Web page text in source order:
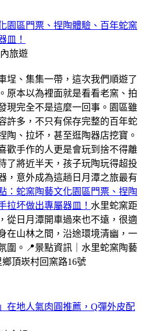
園區門票、捏陶體驗、百年蛇窯
皿！
旅遊
埕、集集一帶，這次我們順遊了
原本以為裡面就是看看老窯、拍
現完全不是這麼一回事。園區雖
許多，不只有保存完整的百年蛇
陶、拉坏，甚至逛陶器店挖寶。
歡手作的人更是會玩到捨不得離
了將近半天，孩子玩陶玩得超投
，意外成為這趟日月潭之旅最有
：蛇窯陶藝文化園區門票、捏陶
拉坏做出專屬器皿！ 水里蛇窯距
從日月潭開車過來也不遠，很適
在山林之間，沿途環境清幽，一
圍。📍景點資訊｜水里蛇窯陶藝
頂崁村回窯路16號
在地人氣肉圓推薦，Q彈外皮配